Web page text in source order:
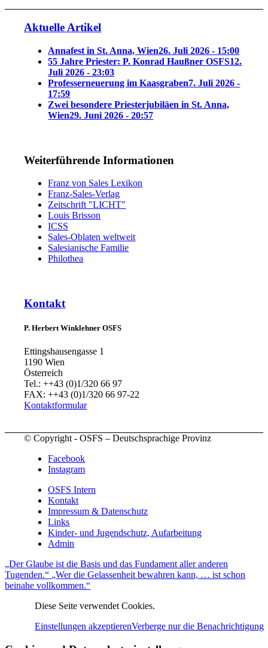
Aktuelle Artikel
Annafest in St. Anna, Wien26. Juli 2026 - 15:00
55 Jahre Priester: P. Konrad Haußner OSFS12.
Juli 2026 - 23:03
Professerneuerung im Kaasgraben7. Juli 2026 -
17:59
Zwei besondere Priesterjubiläen in St. Anna,
Wien29. Juni 2026 - 20:57
Weiterführende Informationen
Franz von Sales Lexikon
Franz-Sales-Verlag
Zeitschrift "LICHT"
Louis Brisson
ICSS
Sales-Oblaten weltweit
Salesianische Familie
Philothea
Kontakt
P. Herbert Winklehner OSFS
Ettingshausengasse 1
1190 Wien
Österreich
Tel.: ++43 (0)1/320 66 97
FAX: ++43 (0)1/320 66 97-22
Kontaktformular
© Copyright - OSFS – Deutschsprachige Provinz
Facebook
Instagram
OSFS Intern
Kontakt
Impressum & Datenschutz
Links
Kinder- und Jugendschutz, Aufarbeitung
Admin
„Der Glaube ist die Basis und das Fundament aller anderen
Tugenden.“ „Wer die Gelassenheit bewahren kann, … ist schon
beinahe vollkommen.“
Diese Seite verwendet Cookies.
Einstellungen akzeptierenVerberge nur die Benachrichtigung